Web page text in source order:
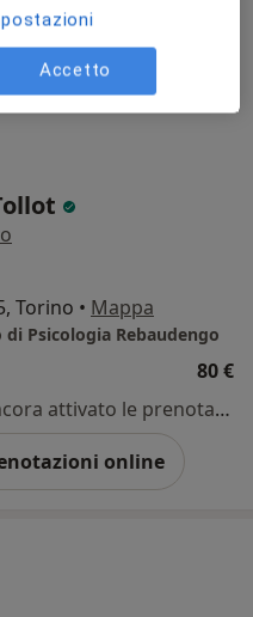
Torino • Mappa
Psicologia Rebaudengo
80 €
Questo dottore non ha ancora attivato le prenotazioni online presso questo indirizzo.
online
Accetto